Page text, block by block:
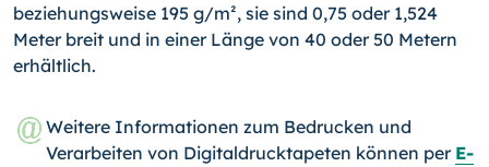
beziehungsweise 195 g/m², sie sind 0,75 oder 1,524
Meter breit und in einer Länge von 40 oder 50 Metern
erhältlich.
Weitere Informationen zum Bedrucken und
Verarbeiten von Digitaldrucktapeten können per E-